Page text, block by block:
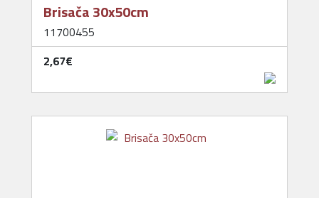
Brisača 30x50cm
11700455
2,67‎€